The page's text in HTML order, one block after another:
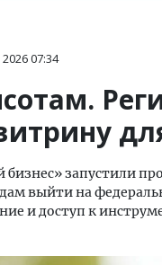
07:34
запустили
выйти на
и доступ к